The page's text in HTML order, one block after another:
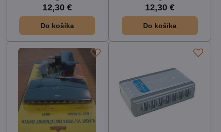
12,30 €
Do košíka
12,30 €
Do košíka